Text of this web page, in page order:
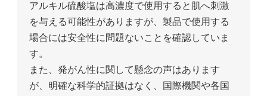
アルキル硫酸塩は高濃度で使用すると肌へ刺激
を与える可能性がありますが、製品で使用する
場合には安全性に問題ないことを確認していま
す。
また、発がん性に関して懸念の声はあります
が、明確な科学的証拠はなく、国際機関や各国